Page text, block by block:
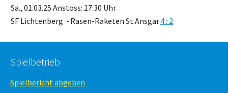
Sa., 01.03.25 Anstoss: 17:30 Uhr
SF Lichtenberg - Rasen-Raketen St.Ansgar4 : 2
Spielbetrieb
Spielbericht abgeben